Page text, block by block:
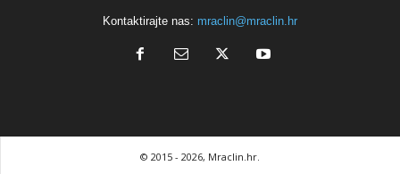
Kontaktirajte nas: mraclin@mraclin.hr
© 2015 - 2026, Mraclin.hr.